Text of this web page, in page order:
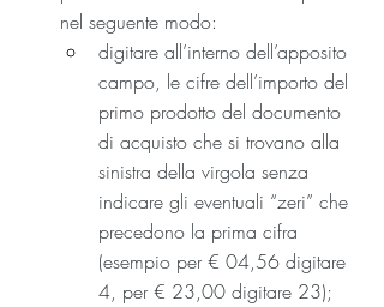
nel seguente modo:
digitare all’interno dell’apposito
campo, le cifre dell’importo del
primo prodotto del documento
di acquisto che si trovano alla
sinistra della virgola senza
indicare gli eventuali “zeri” che
precedono la prima cifra
(esempio per € 04,56 digitare
4, per € 23,00 digitare 23);